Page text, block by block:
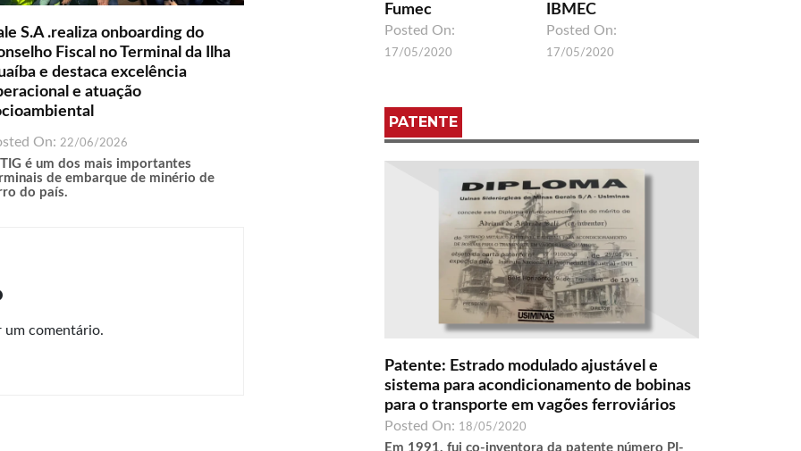
S.A .realiza onboarding do
Fiscal no Terminal da Ilha
e destaca excelência
e atuação
On: 22/06/2026
é um dos mais importantes
de embarque de minério de
do país.
um comentário.
Fumec
Posted On:
17/05/2020
IBMEC
Posted On:
17/05/2020
PATENTE
Patente: Estrado modulado ajustável e
sistema para acondicionamento de bobinas
para o transporte em vagões ferroviários
Posted On: 18/05/2020
Em 1991, fui co-inventora da patente número PI-